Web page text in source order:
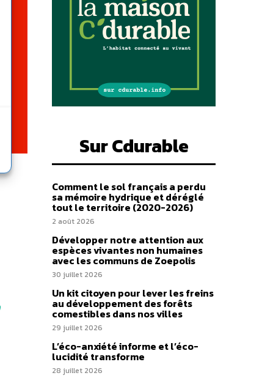
Sur Cdurable
Comment le sol français a perdu
sa mémoire hydrique et déréglé
tout le territoire (2020-2026)
2 août 2026
Développer notre attention aux
espèces vivantes non humaines
avec les communs de Zoepolis
30 juillet 2026
Un kit citoyen pour lever les freins
au développement des forêts
comestibles dans nos villes
29 juillet 2026
L’éco-anxiété informe et l’éco-
lucidité transforme
28 juillet 2026